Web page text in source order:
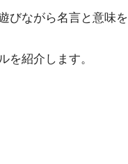
ながら名言と意味
を紹介します。